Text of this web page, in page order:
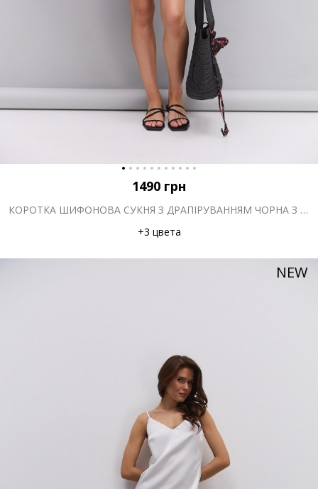
1490 грн
КОРОТКА ШИФОНОВА СУКНЯ З ДРАПІРУВАННЯМ ЧОРНА З КВІТКОВИМ ПРИНТОМ
+3 цвета
NEW